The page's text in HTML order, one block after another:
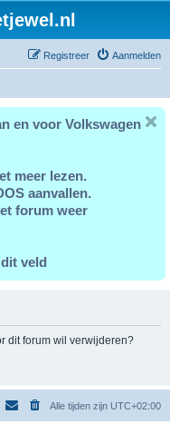
Aanmelden
Registreer
en voor Volkswagen
meer lezen.
aanvallen.
forum weer
veld
dit forum wil verwijderen?
Alle tijden zijn UTC+02:00